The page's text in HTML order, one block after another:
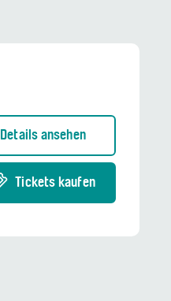
Details ansehen
Tickets kaufen